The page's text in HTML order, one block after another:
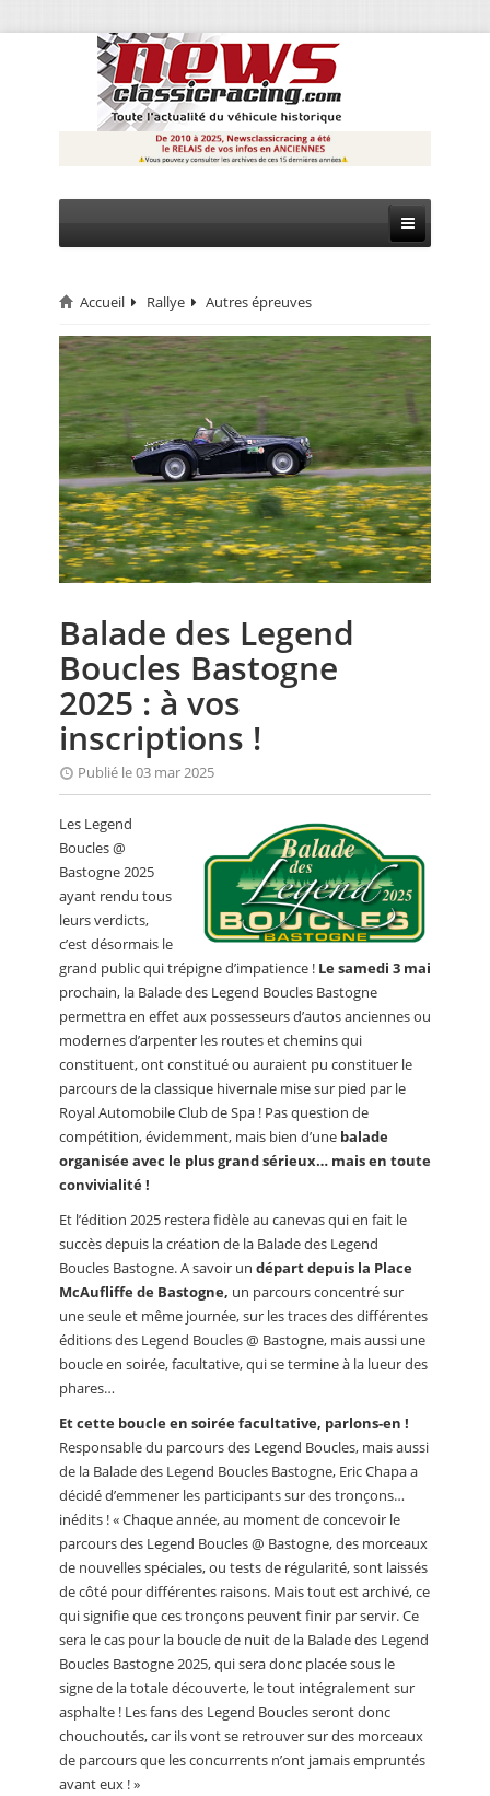
CIRCUIT
RALLYE
MONTAGNE
EVÈNEMENTS
CALENDRIER
FOCUS
ANNUAIRES
PETITES ANNONCES
Accueil Rallye Autres épreuves
Balade des Legend
Boucles Bastogne
2025 : à vos
inscriptions !
Publié le 03 mar 2025
Les Legend
Boucles @
Bastogne 2025
ayant rendu tous
leurs verdicts,
c’est désormais le
grand public qui trépigne d’impatience ! Le samedi 3 mai
prochain, la Balade des Legend Boucles Bastogne
permettra en effet aux possesseurs d’autos anciennes ou
modernes d’arpenter les routes et chemins qui
constituent, ont constitué ou auraient pu constituer le
parcours de la classique hivernale mise sur pied par le
Royal Automobile Club de Spa ! Pas question de
compétition, évidemment, mais bien d’une balade
organisée avec le plus grand sérieux… mais en toute
convivialité !
Et l’édition 2025 restera fidèle au canevas qui en fait le
succès depuis la création de la Balade des Legend
Boucles Bastogne. A savoir un départ depuis la Place
McAufliffe de Bastogne, un parcours concentré sur
une seule et même journée, sur les traces des différentes
éditions des Legend Boucles @ Bastogne, mais aussi une
boucle en soirée, facultative, qui se termine à la lueur des
phares…
Et cette boucle en soirée facultative, parlons-en !
Responsable du parcours des Legend Boucles, mais aussi
de la Balade des Legend Boucles Bastogne, Eric Chapa a
décidé d’emmener les participants sur des tronçons…
inédits ! « Chaque année, au moment de concevoir le
parcours des Legend Boucles @ Bastogne, des morceaux
de nouvelles spéciales, ou tests de régularité, sont laissés
de côté pour différentes raisons. Mais tout est archivé, ce
qui signifie que ces tronçons peuvent finir par servir. Ce
sera le cas pour la boucle de nuit de la Balade des Legend
Boucles Bastogne 2025, qui sera donc placée sous le
signe de la totale découverte, le tout intégralement sur
asphalte ! Les fans des Legend Boucles seront donc
chouchoutés, car ils vont se retrouver sur des morceaux
de parcours que les concurrents n’ont jamais empruntés
avant eux ! »